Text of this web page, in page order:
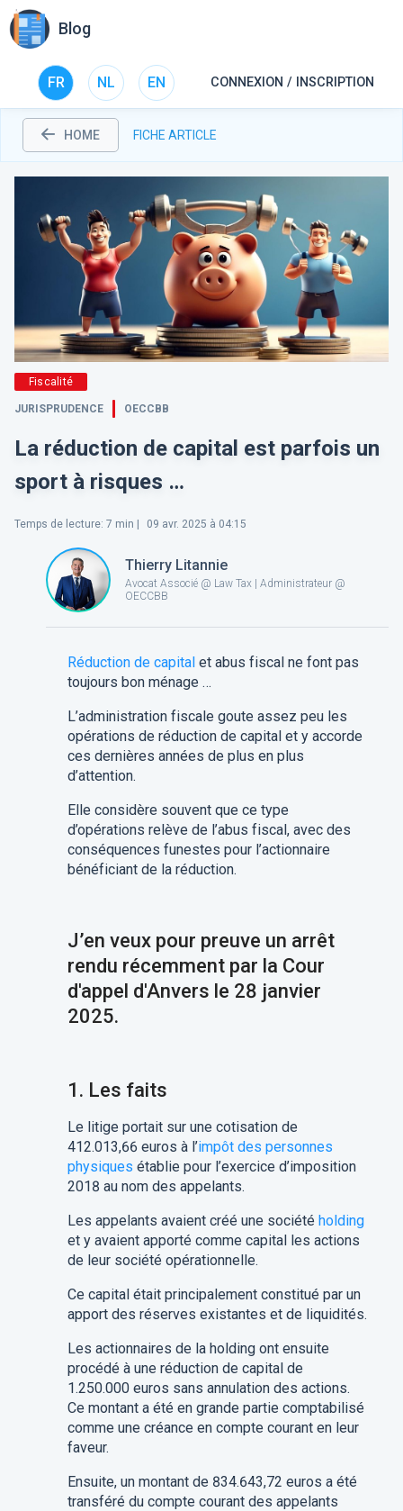
Blog
FR NL EN CONNEXION / INSCRIPTION
HOME FICHE ARTICLE
Fiscalité
JURISPRUDENCE OECCBB
La réduction de capital est parfois un
sport à risques …
Temps de lecture: 7 min | 09 avr. 2025 à 04:15
Thierry Litannie
Avocat Associé @ Law Tax | Administrateur @
OECCBB
Réduction de capitalet abus fiscal ne font pas
toujours bon ménage …
L’administration fiscale goute assez peu les
opérations de réduction de capital et y accorde
ces dernières années de plus en plus
d’attention.
Elle considère souvent que ce type
d’opérations relève de l’abus fiscal, avec des
conséquences funestes pour l’actionnaire
bénéficiant de la réduction.
J’en veux pour preuve un arrêt
rendu récemment par la Cour
d'appel d'Anvers le 28 janvier
2025.
1. Les faits
Le litige portait sur une cotisation de
412.013,66 euros à l’impôt des personnes
physiques établie pour l’exercice d’imposition
2018 au nom des appelants.
Les appelants avaient créé une société holding
et y avaient apporté comme capital les actions
de leur société opérationnelle.
Ce capital était principalement constitué par un
apport des réserves existantes et de liquidités.
Les actionnaires de la holding ont ensuite
procédé à une réduction de capital de
1.250.000 euros sans annulation des actions.
Ce montant a été en grande partie comptabilisé
comme une créance en compte courant en leur
faveur.
Ensuite, un montant de 834.643,72 euros a été
transféré du compte courant des appelants